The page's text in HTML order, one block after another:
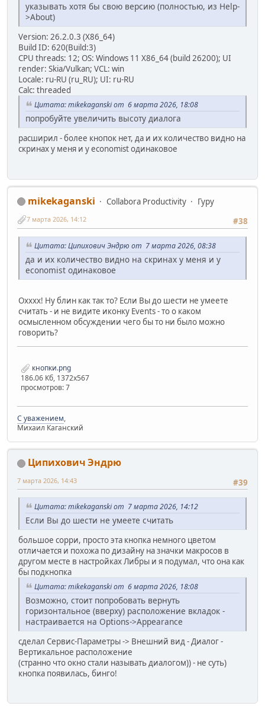
указывать хотя бы свою версию (полностью, из Help-
>About)
Version: 26.2.0.3 (X86_64)
Build ID: 620(Build:3)
CPU threads: 12; OS: Windows 11 X86_64 (build 26200); UI
render: Skia/Vulkan; VCL: win
Locale: ru-RU (ru_RU); UI: ru-RU
Calc: threaded
Цитата: mikekaganski от 6 марта 2026, 18:08
попробуйте увеличить высоту диалога
расширил - более кнопок нет, да и их количество видно на
скринах у меня и у economist одинаковое
mikekaganski Collabora Productivity
Гуру
#38
7 марта 2026, 14:12
Цитата: Ципихович Эндрю от 7 марта 2026, 08:38
да и их количество видно на скринах у меня и у
economist одинаковое
Охххх! Ну блин как так то? Если Вы до шести не умеете
считать - и не видите иконку Events - то о каком
осмысленном обсуждении чего бы то ни было можно
говорить?
кнопки.png
186.06 Кб, 1372x567
просмотров: 7
С уважением,
Михаил Каганский
Ципихович Эндрю
#39
7 марта 2026, 14:43
Цитата: mikekaganski от 7 марта 2026, 14:12
Если Вы до шести не умеете считать
большое сорри, просто эта кнопка немного цветом
отличается и похожа по дизайну на значки макросов в
другом месте в настройках Либры и я подумал, что она как
бы подкнопка
Цитата: mikekaganski от 6 марта 2026, 18:08
Возможно, стоит попробовать вернуть
горизонтальное (вверху) расположение вкладок -
настраивается на Options->Appearance
сделал Сервис-Параметры -> Внешний вид - Диалог -
Вертикальное расположение
(странно что окно стали называть диалогом)) - не суть)
кнопка появилась, бинго!